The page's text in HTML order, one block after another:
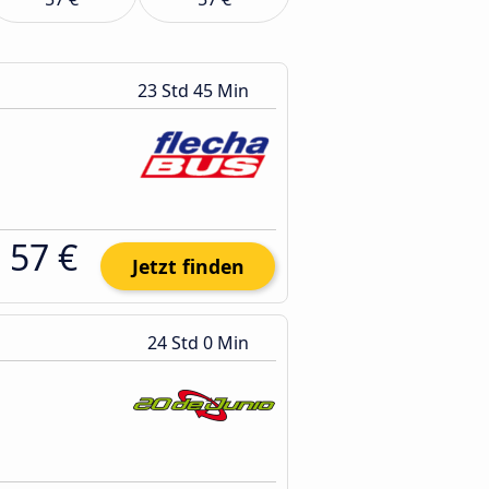
23 Std 45 Min
57 € Jetzt finden
24 Std 0 Min